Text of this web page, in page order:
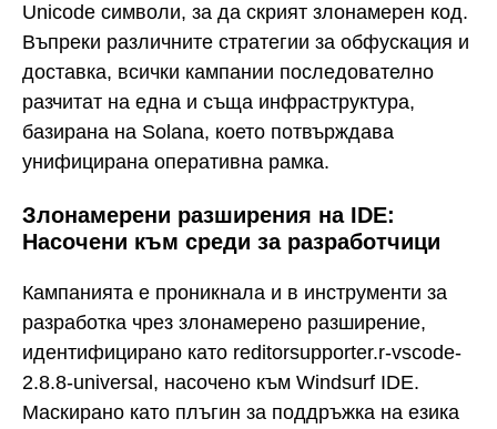
Unicode символи, за да скрият злонамерен код.
Въпреки различните стратегии за обфускация и
доставка, всички кампании последователно
разчитат на една и съща инфраструктура,
базирана на Solana, което потвърждава
унифицирана оперативна рамка.
Злонамерени разширения на IDE:
Насочени към среди за разработчици
Кампанията е проникнала и в инструменти за
разработка чрез злонамерено разширение,
идентифицирано като reditorsupporter.r-vscode-
2.8.8-universal, насочено към Windsurf IDE.
Маскирано като плъгин за поддръжка на езика